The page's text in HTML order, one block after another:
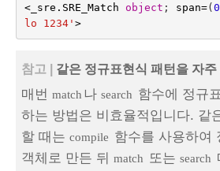
<_sre . SRE_Match object ; span=(0
lo 1234' >
참고 | 같은 정규표현식 패턴을 자주
매번 match 나 search 함수에 정규
하는 방법은 비효율적입니다. 같
할 때는 compile 함수를 사용하여
객체로 만든 뒤 match 또는 search